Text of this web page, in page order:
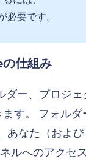
要です。
仕組み
ダー、プロジェ
す。 フォル
あなた（および
ルへのアクセ